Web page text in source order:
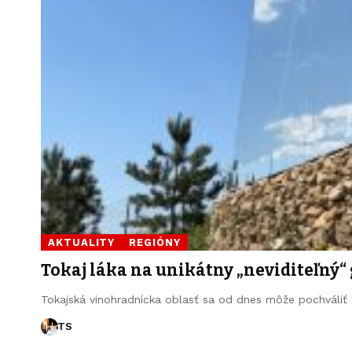
AKTUALITY REGIÓNY
Tokaj láka na unikátny
Tokajská vinohradnícka oblasť sa od dnes môže
TS